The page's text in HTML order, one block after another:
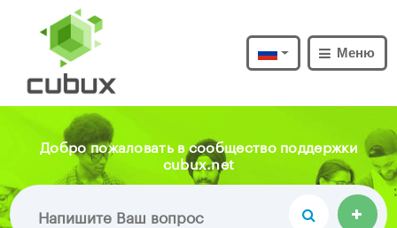
Меню
Добро пожаловать в сообщество поддержки
cubux.net